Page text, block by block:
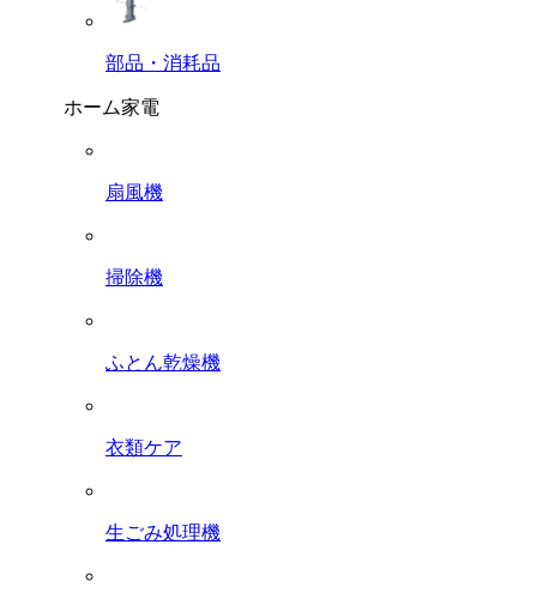
部品・消耗品
ホーム家電
扇風機
掃除機
ふとん乾燥機
衣類ケア
生ごみ処理機